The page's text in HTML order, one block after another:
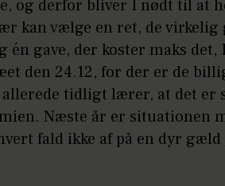
og derfor bliver I nødt til at
kan vælge en ret, de virkelig
én gave, der koster maks det,
den 24.12, for der er de
tidligt lærer, at det er
Næste år er situationen
fald ikke af på en dyr gæld